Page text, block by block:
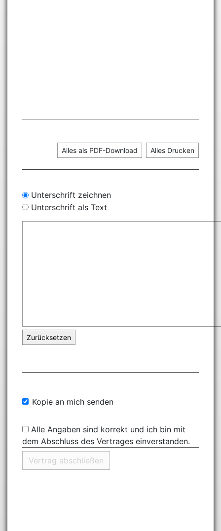
Alles Drucken
Alles als PDF-Download
Unterschrift zeichnen
Unterschrift als Text
Zurücksetzen
Kopie an mich senden
Alle Angaben sind korrekt und ich bin mit
dem Abschluss des Vertrages einverstanden.
Vertrag abschließen